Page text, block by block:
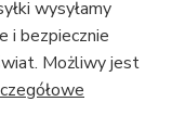
wysyłamy
i bezpiecznie
Możliwy jest